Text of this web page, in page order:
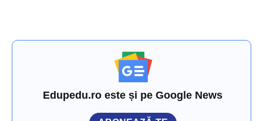
Edupedu.ro este și pe Google News